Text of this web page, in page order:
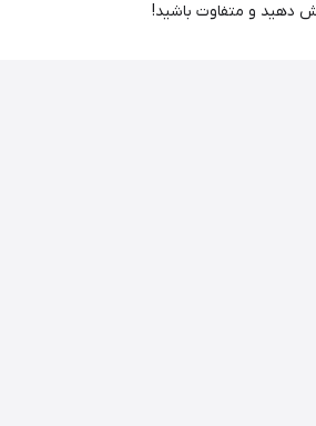
دهید و متفاوت باشید!